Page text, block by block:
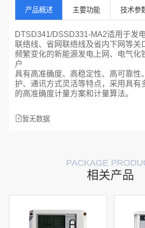
产品概述 主要功能 技术参
DTSD341/DSSD331-MA2适用于发
联络线、省网联络线及省内下网等关
频繁变化的新能源发电上网、电气化
户
具有高准确度、高稳定性、高可靠性
护、通讯方式灵活等特点，采用具有
的高准确度计量方案和计量算法。
暂无数据
PACKAGE
相关产品